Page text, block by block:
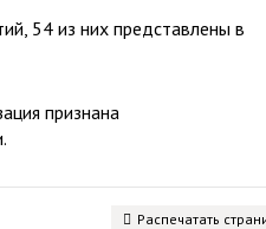
54 из них представлены в
признана
Распечатать